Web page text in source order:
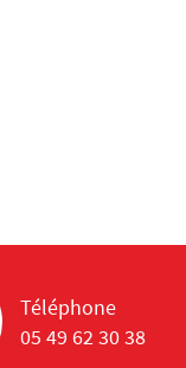
Téléphone
05 49 62 30 38